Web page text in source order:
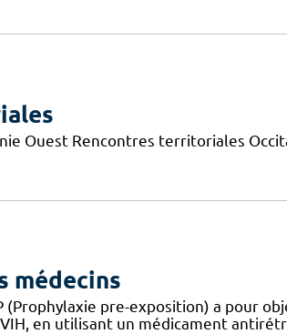
Ouest Rencontres territoriales
médecins
(Prophylaxie pre-exposition) a pour
en utilisant un médicament